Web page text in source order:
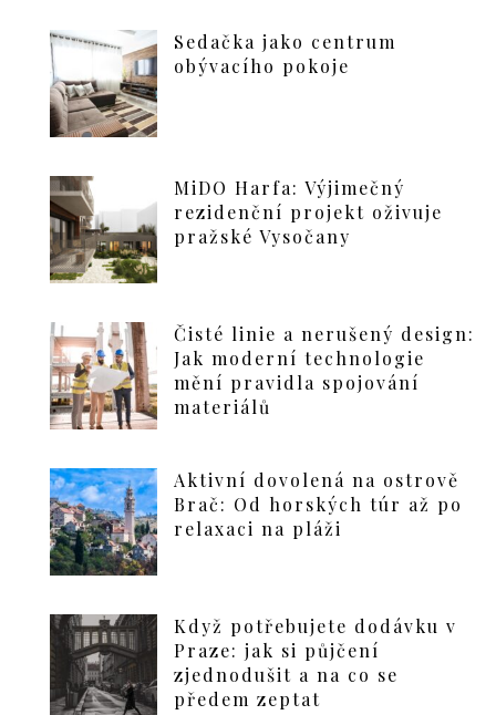
Sedačka jako centrum
obývacího pokoje
MiDO Harfa: Výjimečný
rezidenční projekt oživuje
pražské Vysočany
Čisté linie a nerušený design:
Jak moderní technologie
mění pravidla spojování
materiálů
Aktivní dovolená na ostrově
Brač: Od horských túr až po
relaxaci na pláži
Když potřebujete dodávku v
Praze: jak si půjčení
zjednodušit a na co se
předem zeptat